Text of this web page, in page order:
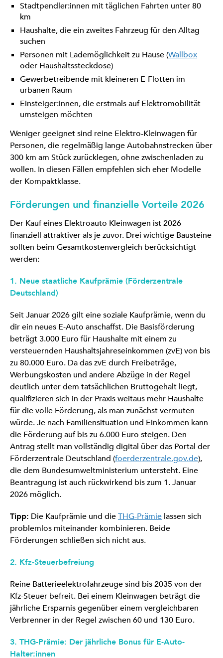
Stadtpendler:innen mit täglichen Fahrten unter 80
km
Haushalte, die ein zweites Fahrzeug für den Alltag
suchen
Personen mit Lademöglichkeit zu Hause (Wallbox
oder Haushaltssteckdose)
Gewerbetreibende mit kleineren E-Flotten im
urbanen Raum
Einsteiger:innen, die erstmals auf Elektromobilität
umsteigen möchten
Weniger geeignet sind reine Elektro-Kleinwagen für
Personen, die regelmäßig lange Autobahnstrecken über
300 km am Stück zurücklegen, ohne zwischenladen zu
wollen. In diesen Fällen empfehlen sich eher Modelle
der Kompaktklasse.
Förderungen und finanzielle Vorteile 2026
Der Kauf eines Elektroauto Kleinwagen ist 2026
finanziell attraktiver als je zuvor. Drei wichtige Bausteine
sollten beim Gesamtkostenvergleich berücksichtigt
werden:
1. Neue staatliche Kaufprämie (Förderzentrale
Deutschland)
Seit Januar 2026 gilt eine soziale Kaufprämie, wenn du
dir ein neues E-Auto anschaffst. Die Basisförderung
beträgt 3.000 Euro für Haushalte mit einem zu
versteuernden Haushaltsjahreseinkommen (zvE) von bis
zu 80.000 Euro. Da das zvE durch Freibeträge,
Werbungskosten und andere Abzüge in der Regel
deutlich unter dem tatsächlichen Bruttogehalt liegt,
qualifizieren sich in der Praxis weitaus mehr Haushalte
für die volle Förderung, als man zunächst vermuten
würde. Je nach Familiensituation und Einkommen kann
die Förderung auf bis zu 6.000 Euro steigen. Den
Antrag stellt man vollständig digital über das Portal der
Förderzentrale Deutschland (foerderzentrale.gov.de),
die dem Bundesumweltministerium untersteht. Eine
Beantragung ist auch rückwirkend bis zum 1. Januar
2026 möglich.
Tipp: Die Kaufprämie und dieTHG-Prämie lassen sich
problemlos miteinander kombinieren. Beide
Förderungen schließen sich nicht aus.
2. Kfz-Steuerbefreiung
Reine Batterieelektrofahrzeuge sind bis 2035 von der
Kfz-Steuer befreit. Bei einem Kleinwagen beträgt die
jährliche Ersparnis gegenüber einem vergleichbaren
Verbrenner in der Regel zwischen 60 und 130 Euro.
3. THG-Prämie: Der jährliche Bonus für E-Auto-
Halter:innen